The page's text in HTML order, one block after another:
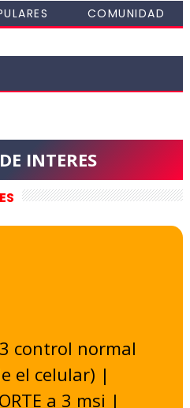
COMUNIDAD
control normal
el celular) |
a 3 msi |